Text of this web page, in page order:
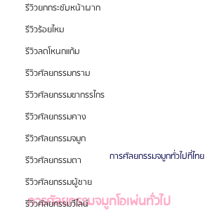
รีวิวยกกระชับหน้าผาก
รีวิวร้อยไหม
รีวิวลดโหนกแก้ม
รีวิวศัลยกรรมกราม
รีวิวศัลยกรรมขากรรไกร
รีวิวศัลยกรรมคาง
รีวิวศัลยกรรมจมูก
รีวิวศัลยกรรมตา
รีวิวศัลยกรรมผู้ชาย
รีวิวศัลยกรรมวีไลน์
การศัลยกรรมจมูกทั่วไปที่ไทย
การศัลยกรรมจมูกโอเพ่นทั่วไป